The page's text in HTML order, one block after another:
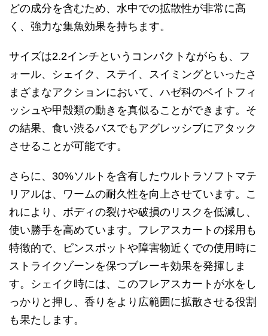
どの成分を含むため、水中での拡散性が非常に高
く、強力な集魚効果を持ちます。
サイズは2.2インチというコンパクトながらも、フ
ォール、シェイク、ステイ、スイミングといったさ
まざまなアクションにおいて、ハゼ科のベイトフィ
ッシュや甲殻類の動きを真似ることができます。そ
の結果、食い渋るバスでもアグレッシブにアタック
させることが可能です。
さらに、30%ソルトを含有したウルトラソフトマテ
リアルは、ワームの耐久性を向上させています。こ
れにより、ボディの裂けや破損のリスクを低減し、
使い勝手を高めています。フレアスカートの採用も
特徴的で、ピンスポットや障害物近くでの使用時に
ストライクゾーンを保つブレーキ効果を発揮しま
す。シェイク時には、このフレアスカートが水をし
っかりと押し、香りをより広範囲に拡散させる役割
も果たします。